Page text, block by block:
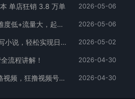
单店狂销 3.8 万单 2026-05-06
公众号流量主之拍照技巧赛道，难度低+流量大，起号第一篇就爆了10w阅读！ 2026-05-06
26年最新风口项目，AI工具创作写小说，轻松实现日入1000+ 2026-05-02
流程讲解！ 2026-04-30
最新：视频号AI一键生成武侠风格视频，狂撸视频号分成收益，学完轻松日入1000+ 2026-04-30